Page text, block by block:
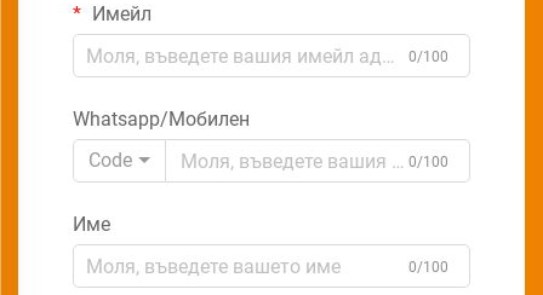
Имейл
0/100
Whatsapp/Мобилен
Code
0/100
Име
0/100